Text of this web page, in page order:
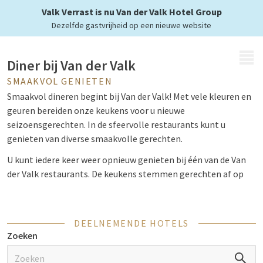
Valk Verrast is nu Van der Valk Hotel Group
Dezelfde gastvrijheid op een nieuwe website
bij Van der Valk
Diner bij Van der Valk
SMAAKVOL GENIETEN
Smaakvol dineren begint bij Van der Valk! Met vele kleuren en
geuren bereiden onze keukens voor u nieuwe
seizoensgerechten. In de sfeervolle restaurants kunt u
genieten van diverse smaakvolle gerechten.
U kunt iedere keer weer opnieuw genieten bij één van de Van
der Valk restaurants. De keukens stemmen gerechten af op
DEELNEMENDE HOTELS
Zoeken